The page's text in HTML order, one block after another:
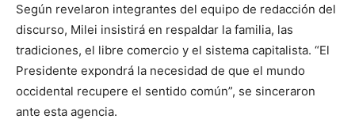
Según revelaron integrantes del equipo de redacción del
discurso, Milei insistirá en respaldar la familia, las
tradiciones, el libre comercio y el sistema capitalista. “El
Presidente expondrá la necesidad de que el mundo
occidental recupere el sentido común”, se sinceraron
ante esta agencia.